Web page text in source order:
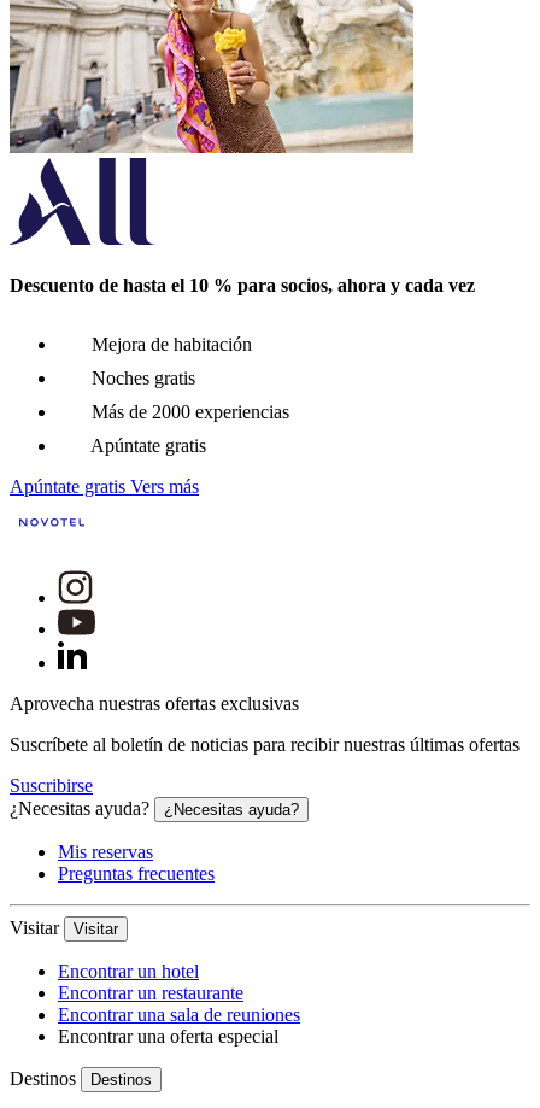
Descuento de hasta el 10 % para socios, ahora y cada vez
Mejora de habitación
Noches gratis
Más de 2000 experiencias
Apúntate gratis
Apúntate gratis Vers más
Aprovecha nuestras ofertas exclusivas
Suscríbete al boletín de noticias para recibir nuestras últimas ofertas
Suscribirse
¿Necesitas ayuda?
¿Necesitas ayuda?
Mis reservas
Preguntas frecuentes
Visitar Visitar
Encontrar un hotel
Encontrar un restaurante
Encontrar una sala de reuniones
Encontrar una oferta especial
Destinos Destinos